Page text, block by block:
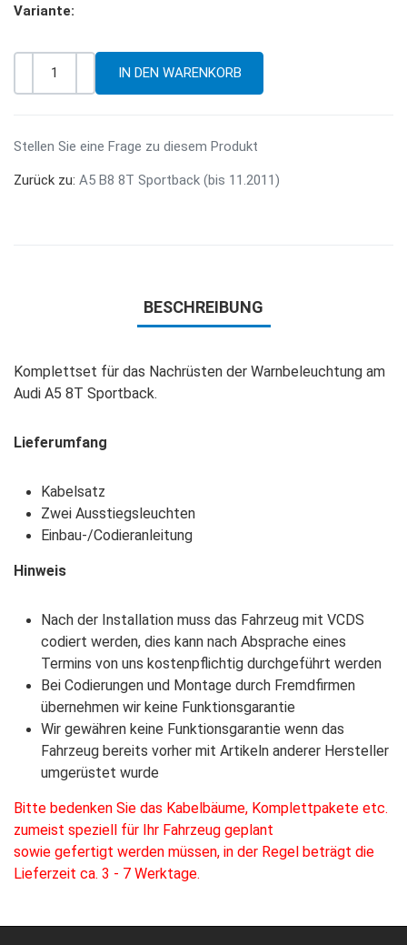
Variante:
Stellen Sie eine Frage zu diesem Produkt
Zurück zu: A5 B8 8T Sportback (bis 11.2011)
BESCHREIBUNG
Komplettset für das Nachrüsten der Warnbeleuchtung am
Audi A5 8T Sportback.
Lieferumfang
Kabelsatz
Zwei Ausstiegsleuchten
Einbau-/Codieranleitung
Hinweis
Nach der Installation muss das Fahrzeug mit VCDS
codiert werden, dies kann nach Absprache eines
Termins von uns kostenpflichtig durchgeführt werden
Bei Codierungen und Montage durch Fremdfirmen
übernehmen wir keine Funktionsgarantie
Wir gewähren keine Funktionsgarantie wenn das
Fahrzeug bereits vorher mit Artikeln anderer Hersteller
umgerüstet wurde
Bitte bedenken Sie das Kabelbäume, Komplettpakete etc.
zumeist speziell für Ihr Fahrzeug geplant
sowie gefertigt werden müssen, in der Regel beträgt die
Lieferzeit ca. 3 - 7 Werktage.